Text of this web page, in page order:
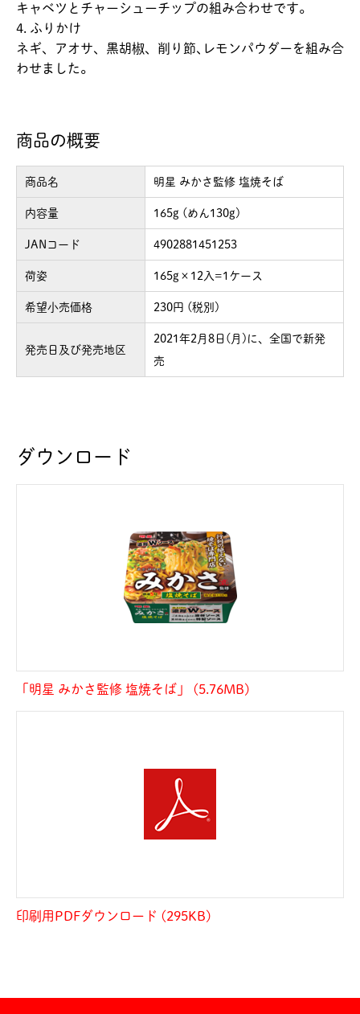
キャベツとチャーシューチップの組み合わせです。
4. ふりかけ
ネギ、アオサ、黒胡椒、削り節､レモンパウダーを組み合
わせました。
商品の概要
商品名 明星 みかさ監修 塩焼そば
内容量 165g (めん130g)
JANコード 4902881451253
荷姿 165g×12入=1ケース
希望小売価格 230円 (税別)
発売日及び発売地区
2021年2月8日(月)に、全国で新発
売
ダウンロード
「明星 みかさ監修 塩焼そば」 (5.76MB)
印刷用PDFダウンロード (295KB)